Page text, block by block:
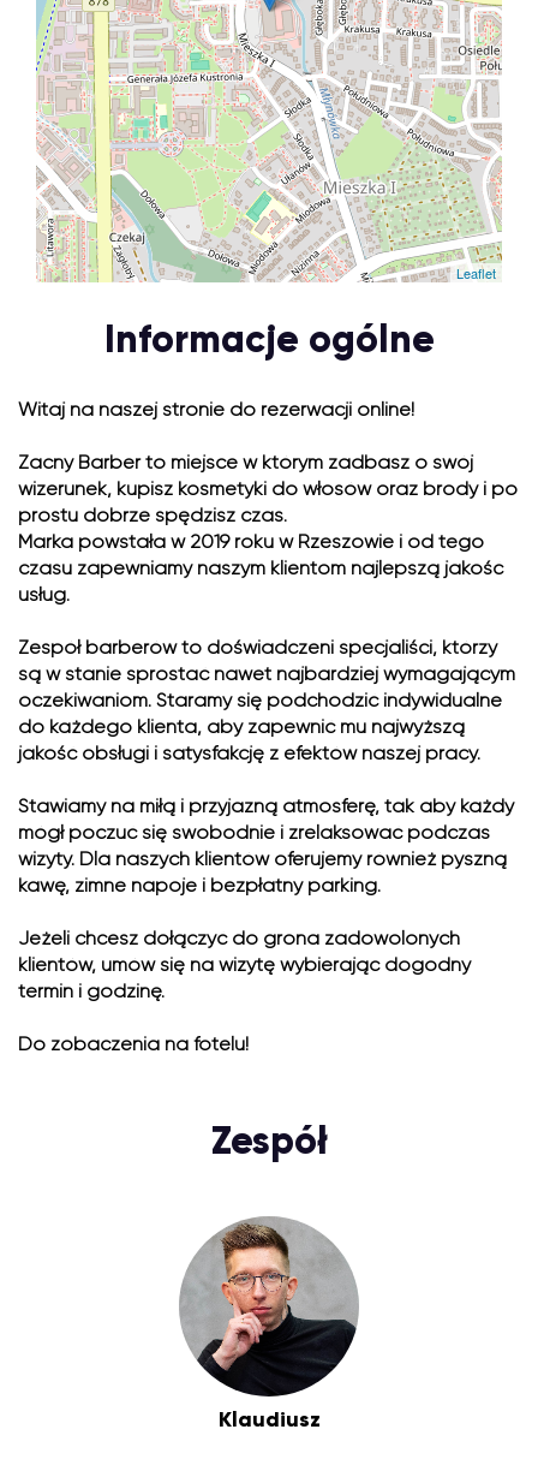
Leaflet
Informacje ogólne
Witaj na naszej stronie do rezerwacji online!
Zacny Barber to miejsce w którym zadbasz o swój
wizerunek, kupisz kosmetyki do włosów oraz brody i po
prostu dobrze spędzisz czas.
Marka powstała w 2019 roku w Rzeszowie i od tego
czasu zapewniamy naszym klientom najlepszą jakość
usług.
Zespół barberów to doświadczeni specjaliści, którzy
są w stanie sprostać nawet najbardziej wymagającym
oczekiwaniom. Staramy się podchodzić indywidualne
do każdego klienta, aby zapewnić mu najwyższą
jakość obsługi i satysfakcję z efektów naszej pracy.
Stawiamy na miłą i przyjazną atmosferę, tak aby każdy
mógł poczuć się swobodnie i zrelaksować podczas
wizyty. Dla naszych klientów oferujemy również pyszną
kawę, zimne napoje i bezpłatny parking.
Jeżeli chcesz dołączyć do grona zadowolonych
klientów, umów się na wizytę wybierając dogodny
termin i godzinę.
Do zobaczenia na fotelu!
Zespół
Klaudiusz